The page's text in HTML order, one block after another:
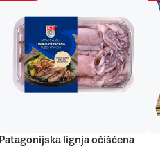
Patagonijska lignja očišćena